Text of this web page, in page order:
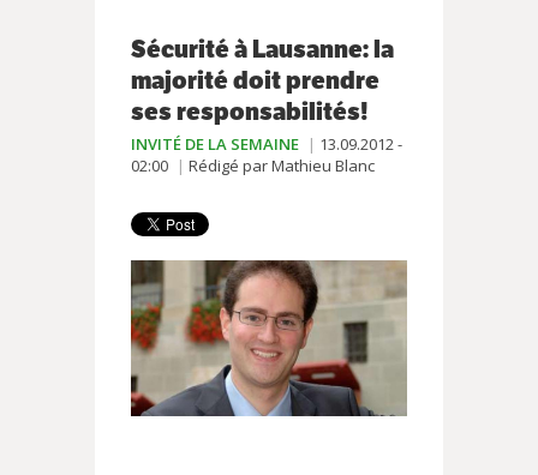
Sécurité à Lausanne: la
majorité doit prendre
ses responsabilités!
INVITÉ DE LA SEMAINE
13.09.2012 -
02:00
Rédigé par Mathieu Blanc